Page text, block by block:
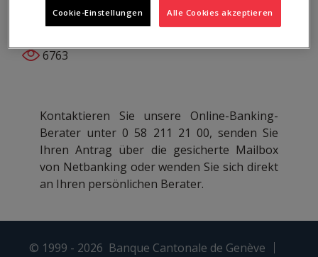
BCGE 1816 : Wie beantrage ich meine
Teilnahme an der Online Trading-Plattform
6763
Kontaktieren Sie unsere Online-Banking-
Berater unter 0 58 211 21 00, senden Sie
Ihren Antrag über die gesicherte Mailbox
von Netbanking oder wenden Sie sich direkt
an Ihren persönlichen Berater.
© 1999 - 2026 Banque Cantonale de Genève
Cookie-Einstellungen Alle Cookies akzeptieren